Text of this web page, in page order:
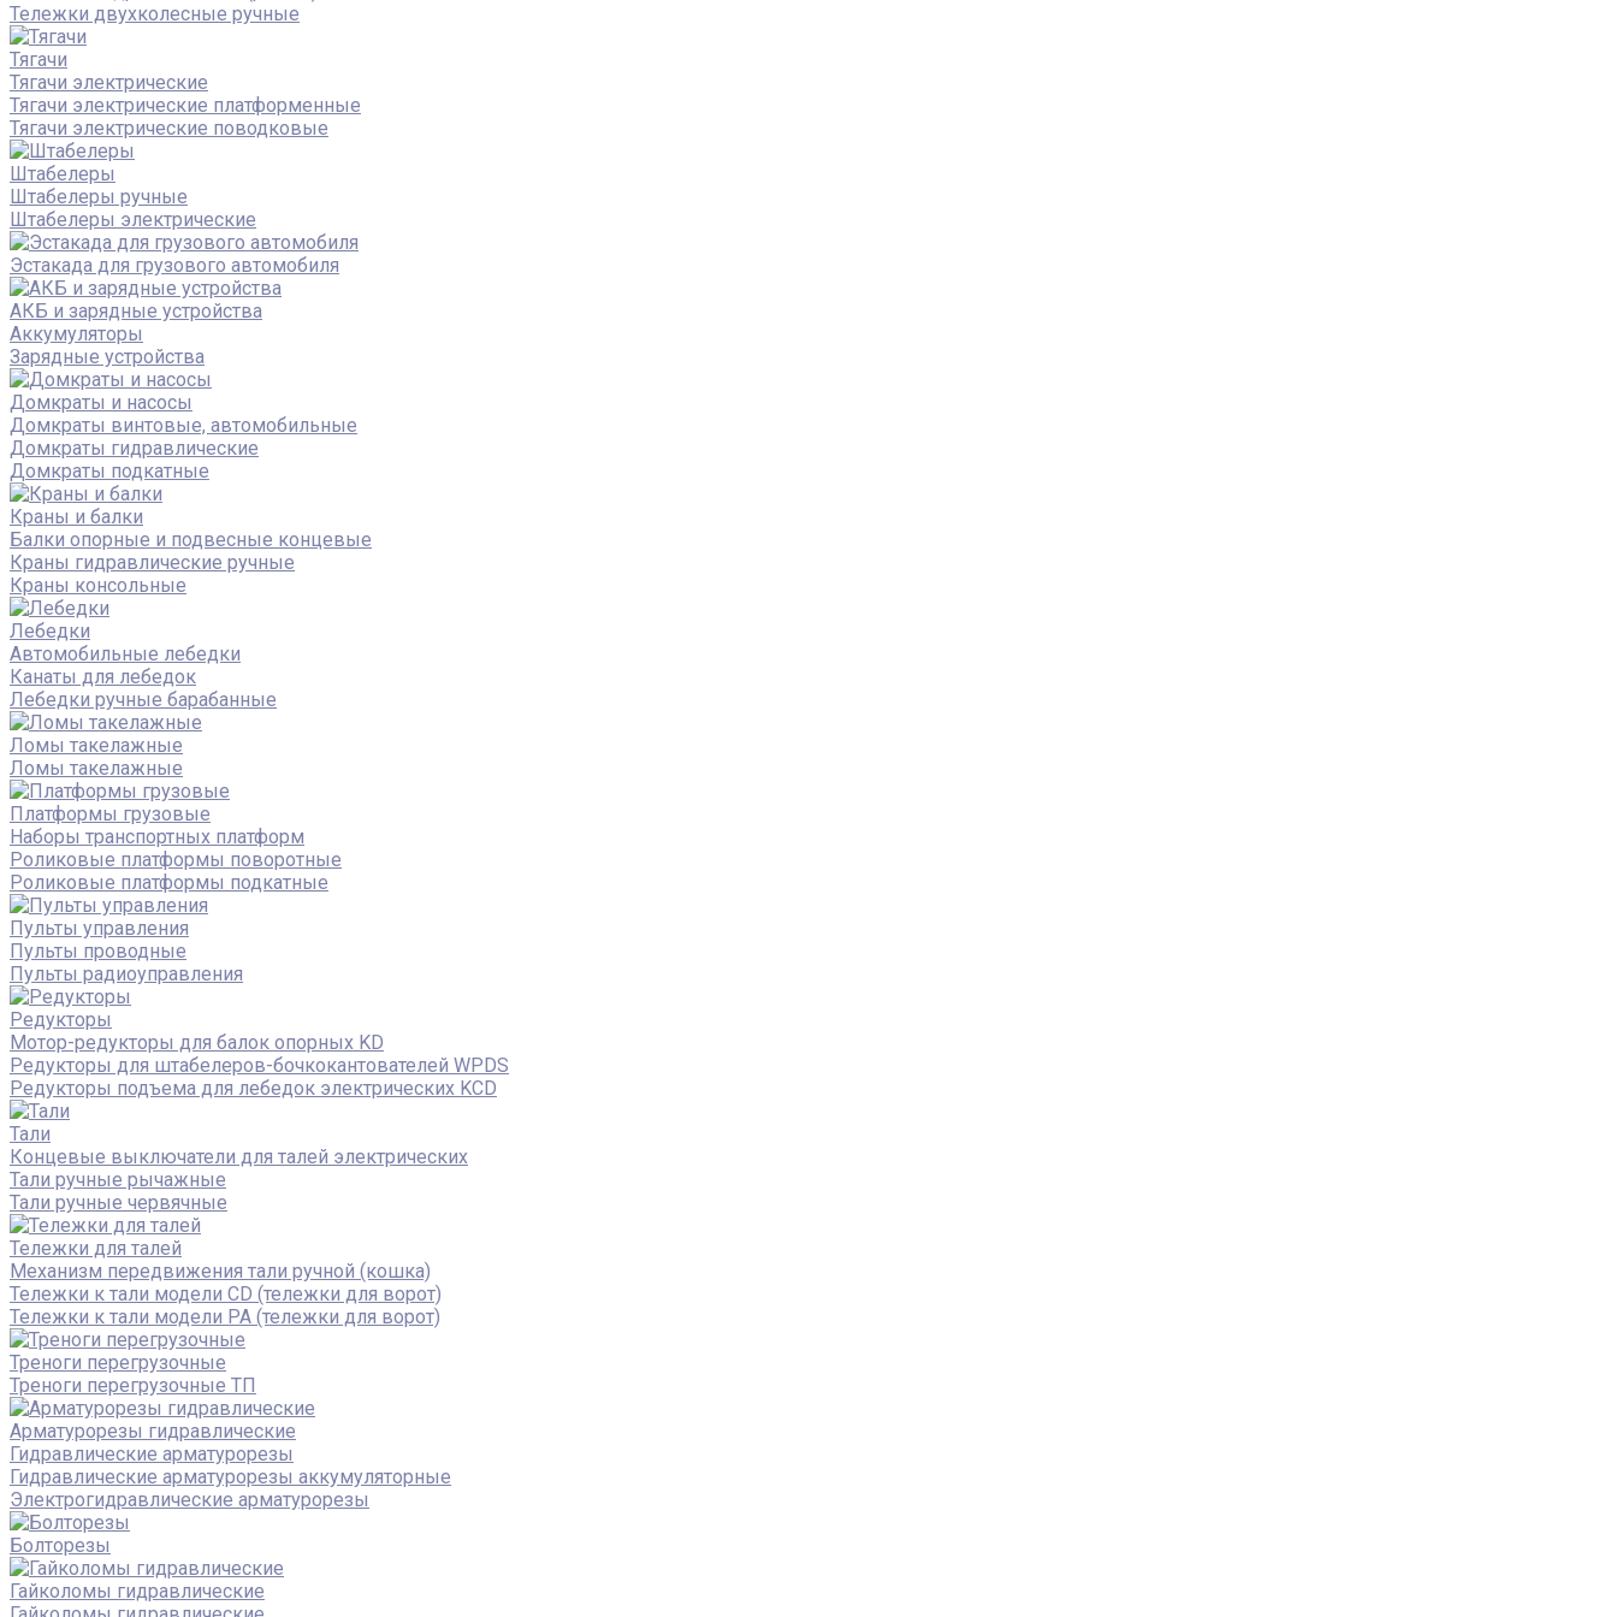
Тележки двухколесные ручные
Тягачи
Тягачи электрические
Тягачи электрические платформенные
Тягачи электрические поводковые
Штабелеры
Штабелеры ручные
Штабелеры электрические
Эстакада для грузового автомобиля
АКБ и зарядные устройства
Аккумуляторы
Зарядные устройства
Домкраты и насосы
Домкраты винтовые, автомобильные
Домкраты гидравлические
Домкраты подкатные
Краны и балки
Балки опорные и подвесные концевые
Краны гидравлические ручные
Краны консольные
Лебедки
Автомобильные лебедки
Канаты для лебедок
Лебедки ручные барабанные
Ломы такелажные
Ломы такелажные
Платформы грузовые
Наборы транспортных платформ
Роликовые платформы поворотные
Роликовые платформы подкатные
Пульты управления
Пульты проводные
Пульты радиоуправления
Редукторы
Мотор-редукторы для балок опорных KD
Редукторы для штабелеров-бочкокантователей WPDS
Редукторы подъема для лебедок электрических KCD
Тали
Концевые выключатели для талей электрических
Тали ручные рычажные
Тали ручные червячные
Тележки для талей
Механизм передвижения тали ручной (кошка)
Тележки к тали модели CD (тележки для ворот)
Тележки к тали модели РА (тележки для ворот)
Треноги перегрузочные
Треноги перегрузочные ТП
Арматурорезы гидравлические
Гидравлические арматурорезы
Гидравлические арматурорезы аккумуляторные
Электрогидравлические арматурорезы
Болторезы
Гайколомы гидравлические